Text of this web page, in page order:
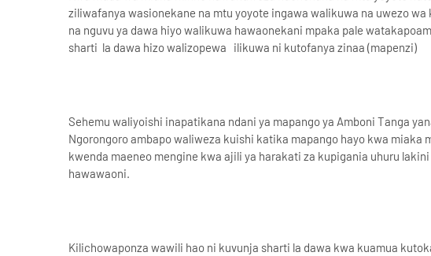
ziliwafanya wasionekane na mtu yoyote ingawa walikuwa na uwezo
na nguvu ya dawa hiyo walikuwa hawaonekani mpaka pale
sharti la dawa hizo walizopewa ilikuwa ni kutofanya zinaa (mapenzi)
Sehemu waliyoishi inapatikana ndani ya mapango ya Amboni Tanga
Ngorongoro ambapo waliweza kuishi katika mapango hayo kwa
kwenda maeneo mengine kwa ajili ya harakati za kupigania uhuru
hawawaoni.
Kilichowaponza wawili hao ni kuvunja sharti la dawa kwa kuamua